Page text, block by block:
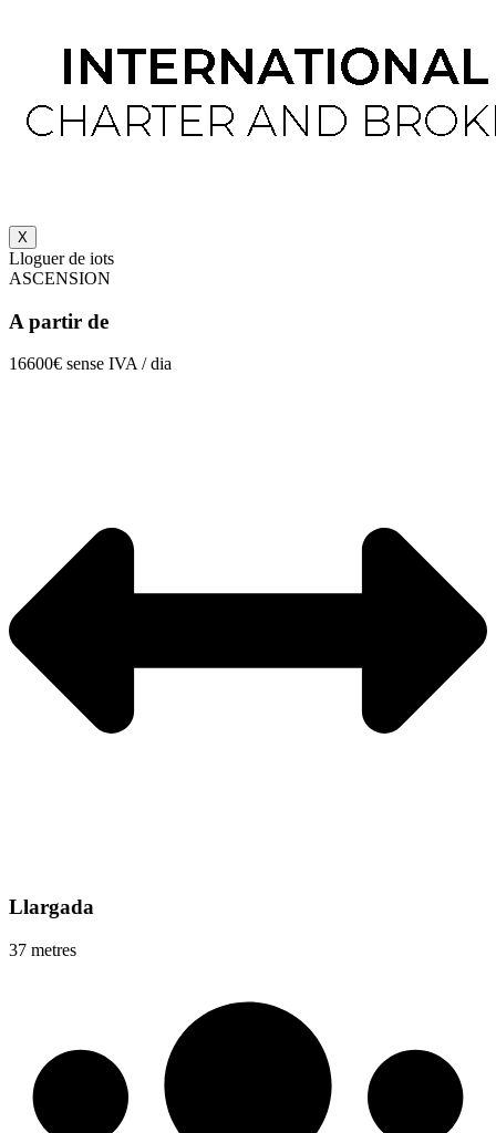
X
Lloguer de iots
ASCENSION
A partir de
16600€ sense IVA / dia
Llargada
37 metres